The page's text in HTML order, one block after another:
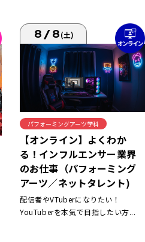
8/8(土)
パフォーミングアーツ学科
【オンライン】よくわか
る！インフルエンサー業界
のお仕事（パフォーミング
アーツ／ネットタレント)
配信者やVTuberになりたい！
YouTuberを本気で目指したい方...